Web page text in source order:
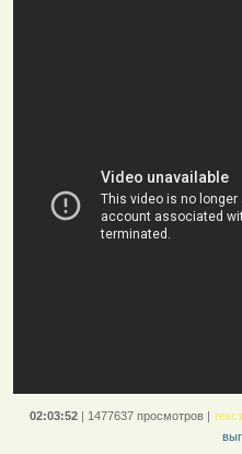
02:03:52 | 1477637 просмотров | текст